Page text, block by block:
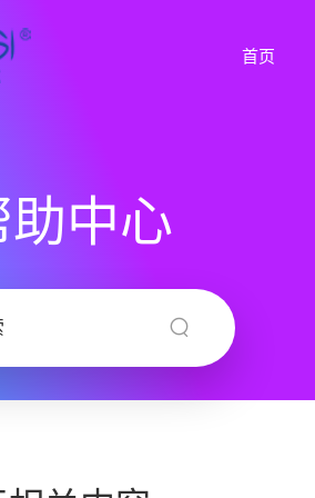
首页
助中心